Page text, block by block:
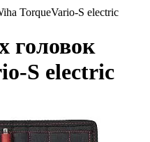
TorqueVario-S electric
головок
S electric